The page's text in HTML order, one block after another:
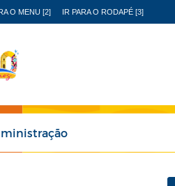
O MENU [2] IR PARA O RODAPÉ [3]